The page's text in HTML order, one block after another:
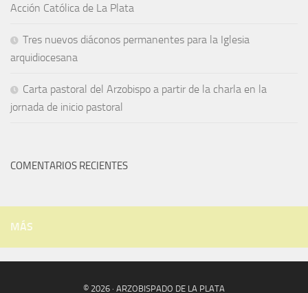
Acción Católica de La Plata
Tres nuevos diáconos permanentes para la Iglesia
arquidiocesana
Carta pastoral del Arzobispo a partir de la charla en la
jornada de inicio pastoral
COMENTARIOS RECIENTES
MÁS
© 2026 · ARZOBISPADO DE LA PLATA